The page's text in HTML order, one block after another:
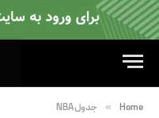
Home
» جدول NBA